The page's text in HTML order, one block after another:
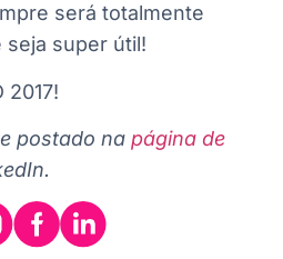
será totalmente
seja super útil!
2017!
postado na página de